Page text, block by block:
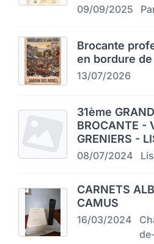
09/09/2025
Brocante
en bordure
13/07/2026
31ème
BROCANTE -
GRENIERS -
08/07/2024
CARNETS
CAMUS
16/03/2024